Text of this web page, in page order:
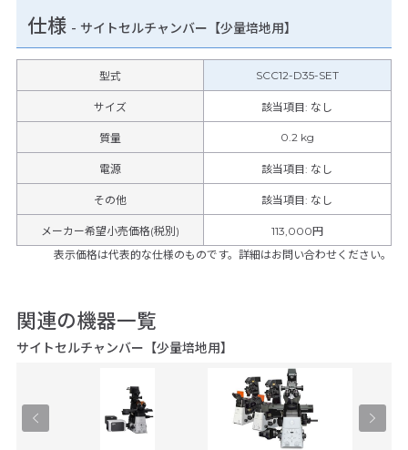
仕様 - サイトセルチャンバー【少量培地用】
型式 SCC12-D35-SET
サイズ 該当項目: なし
質量 0.2 kg
電源 該当項目: なし
その他 該当項目: なし
メーカー希望小売価格(税別)
113,000円
表示価格は代表的な仕様のものです。詳細はお問い合わせください。
関連の機器一覧
サイトセルチャンバー【少量培地用】